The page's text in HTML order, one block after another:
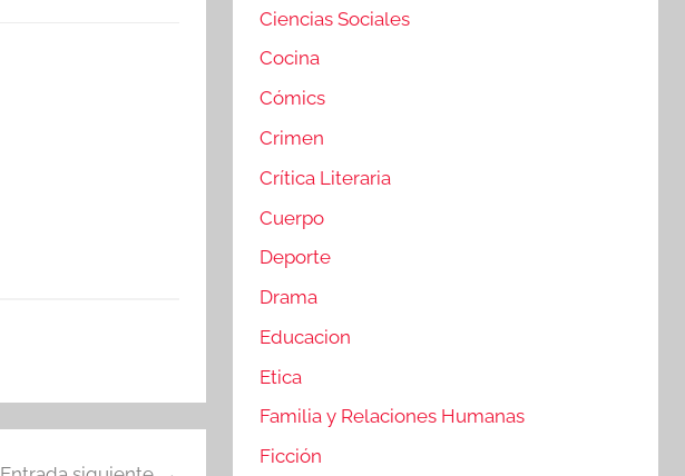
Ciencias Sociales
Cocina
Cómics
Crimen
Crítica Literaria
Cuerpo
Deporte
Drama
Educacion
Etica
Familia y Relaciones Humanas
Ficción